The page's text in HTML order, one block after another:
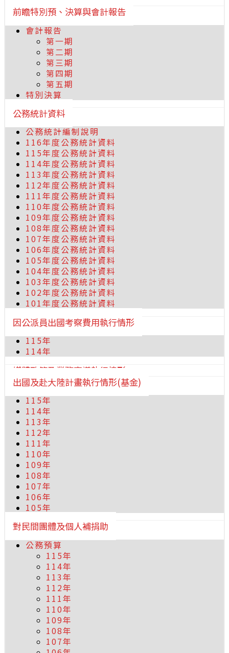
前瞻特別預、決算與會計報告
會計報告
第一期
第二期
第三期
第四期
第五期
特別決算
公務統計資料
公務統計編制說明
116年度公務統計資料
115年度公務統計資料
114年度公務統計資料
113年度公務統計資料
112年度公務統計資料
111年度公務統計資料
110年度公務統計資料
109年度公務統計資料
108年度公務統計資料
107年度公務統計資料
106年度公務統計資料
105年度公務統計資料
104年度公務統計資料
103年度公務統計資料
102年度公務統計資料
101年度公務統計資料
因公派員出國考察費用執行情形
115年
114年
媒體政策及業務宣導執行情形
出國及赴大陸計畫執行情形(基金)
115年
114年
113年
112年
111年
110年
109年
108年
107年
106年
105年
對民間團體及個人補捐助
公務預算
115年
114年
113年
112年
111年
110年
109年
108年
107年